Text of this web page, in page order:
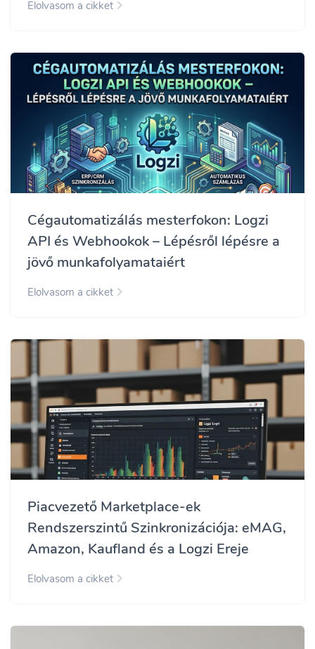
Elolvasom a cikket
Cégautomatizálás mesterfokon: Logzi
API és Webhookok – Lépésről lépésre a
jövő munkafolyamataiért
Elolvasom a cikket
Piacvezető Marketplace-ek
Rendszerszintű Szinkronizációja: eMAG,
Amazon, Kaufland és a Logzi Ereje
Elolvasom a cikket